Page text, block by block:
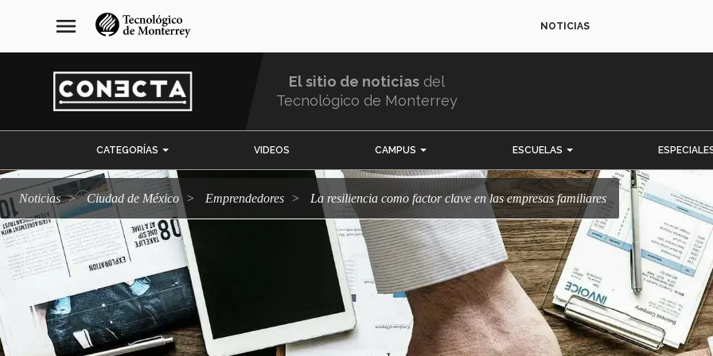
navegación
principal
menu NOTICIAS
El sitio de noticias del
Tecnológico de Monterrey
CATEGORÍAS VIDEOS CAMPUS ESCUELAS
Noticias Ciudad de México emprendedores La resiliencia como factor clave en las empresas familiares